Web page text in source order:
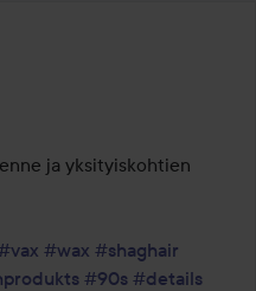
sitten
ja yksityiskohtien
#wax #shaghair
#90s #details